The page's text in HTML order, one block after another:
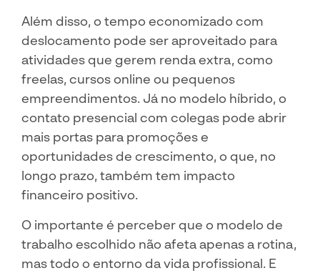
Além disso, o tempo economizado com
deslocamento pode ser aproveitado para
atividades que gerem renda extra, como
freelas, cursos online ou pequenos
empreendimentos. Já no modelo híbrido, o
contato presencial com colegas pode abrir
mais portas para promoções e
oportunidades de crescimento, o que, no
longo prazo, também tem impacto
financeiro positivo.
O importante é perceber que o modelo de
trabalho escolhido não afeta apenas a rotina,
mas todo o entorno da vida profissional. E